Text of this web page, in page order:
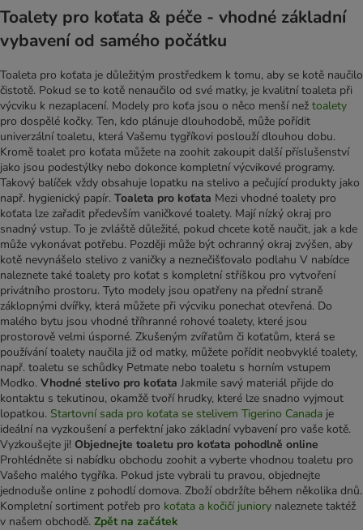
Toalety pro koťata & péče - vhodné základní
vybavení od samého počátku
Toaleta pro koťata je důležitým prostředkem k tomu, aby se kotě naučilo
čistotě. Pokud se to kotě nenaučilo od své matky, je kvalitní toaleta při
výcviku k nezaplacení. Modely pro koťa jsou o něco menší než toalety
pro dospělé kočky. Ten, kdo plánuje dlouhodobě, může pořídit
univerzální toaletu, která Vašemu tygříkovi poslouží dlouhou dobu.
Kromě toalet pro koťata můžete na zoohit zakoupit další příslušenství
jako jsou podestýlky nebo dokonce kompletní výcvikové programy.
Takový balíček vždy obsahuje lopatku na stelivo a pečující produkty jako
např. hygienický papír. Toaleta pro koťata Mezi vhodné toalety pro
koťata lze zařadit především vaničkové toalety. Mají nízký okraj pro
snadný vstup. To je zvláště důležité, pokud chcete kotě naučit, jak a kde
může vykonávat potřebu. Později může být ochranný okraj zvýšen, aby
kotě nevynášelo stelivo z vaničky a neznečišťovalo podlahu V nabídce
naleznete také toalety pro koťat s kompletní stříškou pro vytvoření
privátního prostoru. Tyto modely jsou opatřeny na přední straně
záklopnými dvířky, která můžete při výcviku ponechat otevřená. Do
malého bytu jsou vhodné tříhranné rohové toalety, které jsou
prostorově velmi úsporné. Zkušeným zvířatům či koťatům, která se
používání toalety naučila již od matky, můžete pořídit neobvyklé toalety,
např. toaletu se schůdky Petmate nebo toaletu s horním vstupem
Modko. Vhodné stelivo pro koťata Jakmile savý materiál přijde do
kontaktu s tekutinou, okamžě tvoří hrudky, které lze snadno vyjmout
lopatkou. Startovní sada pro koťata se stelivem Tigerino Canada je
ideální na vyzkoušení a perfektní jako základní vybavení pro vaše kotě.
Vyzkoušejte ji! Objednejte toaletu pro koťata pohodlně online
Prohlédněte si nabídku obchodu zoohit a vyberte vhodnou toaletu pro
Vašeho malého tygříka. Pokud jste vybrali tu pravou, objednejte
jednoduše online z pohodlí domova. Zboží obdržíte během několika dnů.
Kompletní sortiment potřeb pro koťata a kočičí juniory naleznete taktéž
v našem obchodě. Zpět na začátek